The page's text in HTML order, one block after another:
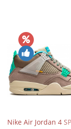
Nike Air Jordan 4